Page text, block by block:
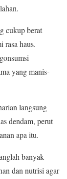
cukup berat
rasa haus.
yang manis-
langsung
dendam, perut
apa itu.
banyak
dan nutrisi agar